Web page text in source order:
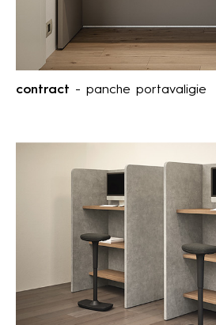
contract - panche portavaligie